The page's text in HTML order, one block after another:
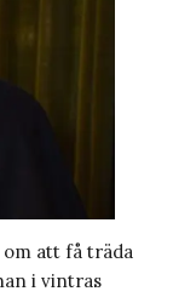
om att få träda
i vintras